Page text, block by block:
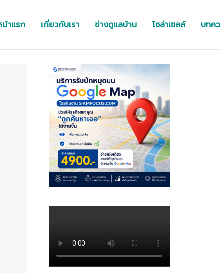
น้าแรก เกี่ยวกับเรา ช่างดูแลบ้าน โซล่าเซลล์ บทค